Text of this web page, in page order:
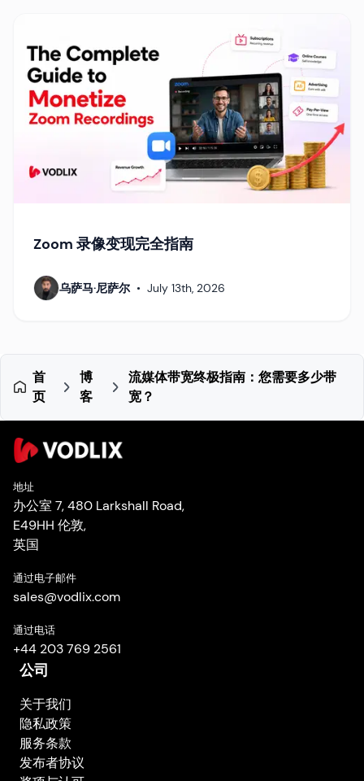
Zoom 录像变现完全指南
乌萨马·尼萨尔 • July 13th, 2026
首
页
博
客
流媒体带宽终极指南：您需要多少带
宽？
地址
办公室 7, 480 Larkshall Road,
E49HH 伦敦,
英国
通过电子邮件
sales@vodlix.com
通过电话
+44 203 769 2561
公司
关于我们
隐私政策
服务条款
发布者协议